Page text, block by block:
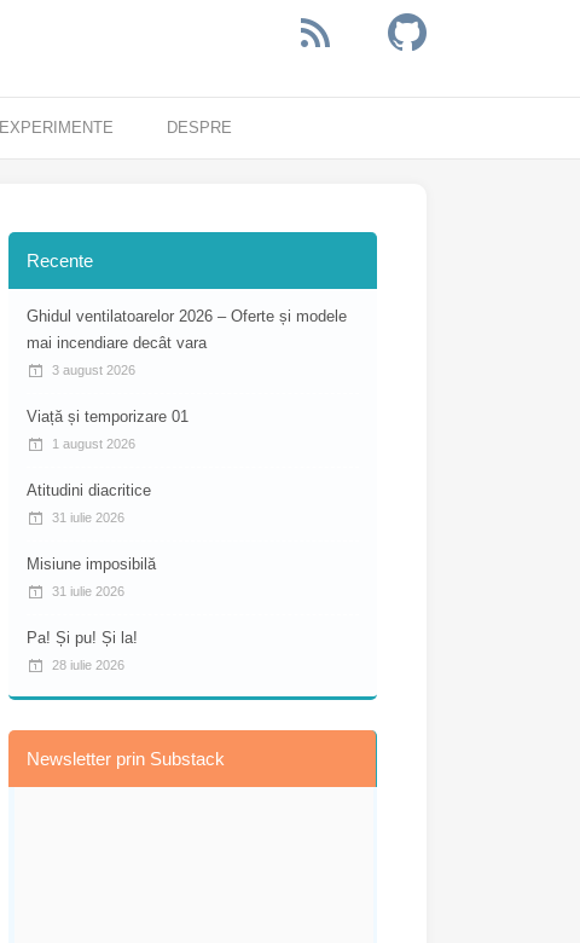
EXPERIMENTE DESPRE
Recente
Ghidul ventilatoarelor 2026 – Oferte și modele
mai incendiare decât vara
3 august 2026
Viață și temporizare 01
1 august 2026
Atitudini diacritice
31 iulie 2026
Misiune imposibilă
31 iulie 2026
Pa! Și pu! Și la!
28 iulie 2026
Newsletter prin Substack